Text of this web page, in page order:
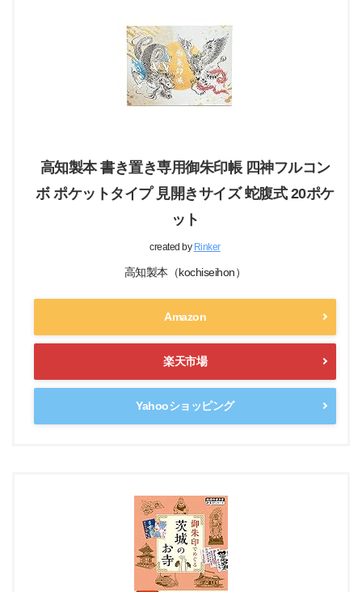
高知製本 書き置き専用御朱印帳 四神フルコン
ボ ポケットタイプ 見開きサイズ 蛇腹式 20ポケ
ット
created by Rinker
高知製本（kochiseihon）
Amazon
楽天市場
Yahooショッピング